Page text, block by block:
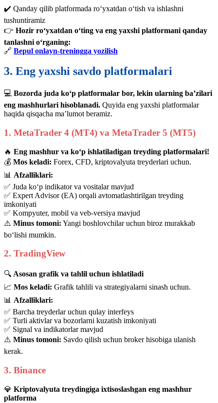
✔️ Qanday qilib platformada ro‘yxatdan o‘tish va ishlashni
tushuntiramiz
👉 Hozir ro‘yxatdan o‘ting va eng yaxshi platformani qanday
tanlashni o‘rganing:
🔗 Bepul onlayn-treningga yozilish
3. Eng yaxshi savdo platformalari
💻 Bozorda juda ko‘p platformalar bor, lekin ularning ba’zilari
eng mashhurlari hisoblanadi. Quyida eng yaxshi platformalar
haqida qisqacha ma’lumot beramiz.
1. MetaTrader 4 (MT4) va MetaTrader 5 (MT5)
🔥 Eng mashhur va ko‘p ishlatiladigan treyding platformalari!
💰 Mos keladi: Forex, CFD, kriptovalyuta treyderlari uchun.
📊 Afzalliklari:
✅ Juda ko‘p indikator va vositalar mavjud
✅ Expert Advisor (EA) orqali avtomatlashtirilgan treyding
imkoniyati
✅ Kompyuter, mobil va veb-versiya mavjud
⚠️ Minus tomoni: Yangi boshlovchilar uchun biroz murakkab
bo‘lishi mumkin.
2. TradingView
🔍 Asosan grafik va tahlil uchun ishlatiladi
📈 Mos keladi: Grafik tahlili va strategiyalarni sinash uchun.
📊 Afzalliklari:
✅ Barcha treyderlar uchun qulay interfeys
✅ Turli aktivlar va bozorlarni kuzatish imkoniyati
✅ Signal va indikatorlar mavjud
⚠️ Minus tomoni: Savdo qilish uchun broker hisobiga ulanish
kerak.
3. Binance
💎 Kriptovalyuta treydingiga ixtisoslashgan eng mashhur
platforma